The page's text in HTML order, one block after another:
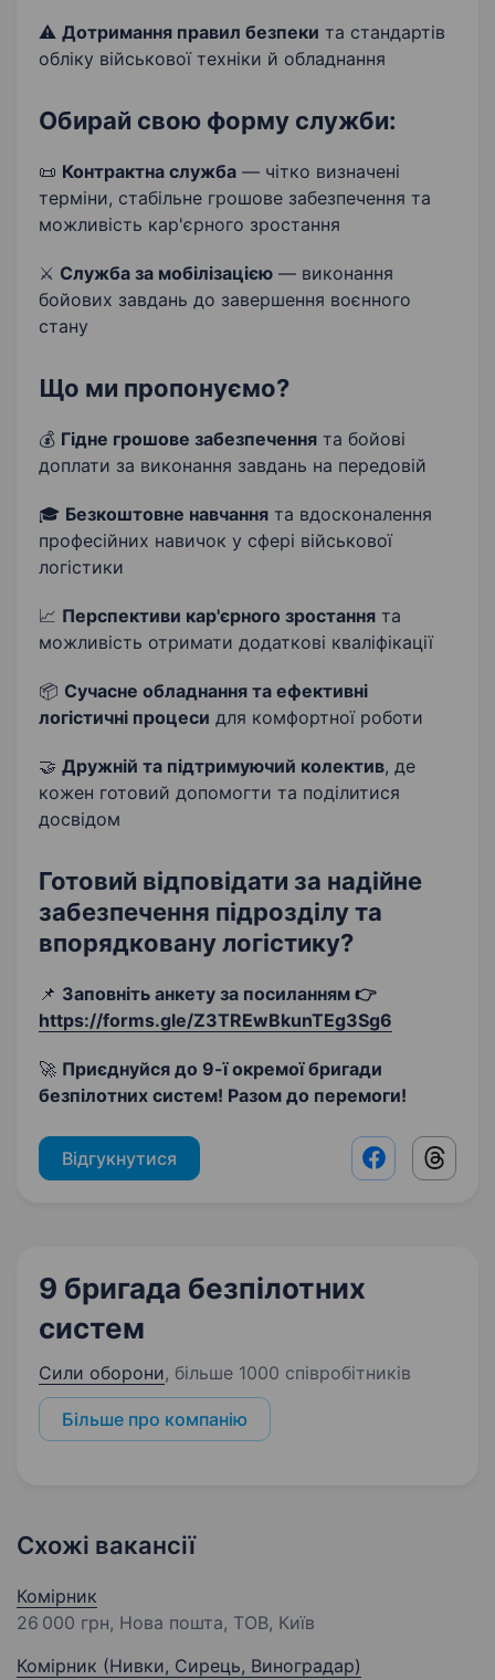
⚠ Дотримання правил безпеки та стандартів
обліку військової техніки й обладнання
Обирай свою форму служби:
📜 Контрактна служба — чітко визначені
терміни, стабільне грошове забезпечення та
можливість кар'єрного зростання
⚔ Служба за мобілізацією — виконання
бойових завдань до завершення воєнного
стану
Що ми пропонуємо?
💰 Гідне грошове забезпечення та бойові
доплати за виконання завдань на передовій
🎓 Безкоштовне навчання та вдосконалення
професійних навичок у сфері військової
логістики
📈 Перспективи кар'єрного зростання та
можливість отримати додаткові кваліфікації
📦 Сучасне обладнання та ефективні
логістичні процеси для комфортної роботи
🤝 Дружній та підтримуючий колектив, де
кожен готовий допомогти та поділитися
досвідом
Готовий відповідати за надійне
забезпечення підрозділу та
впорядковану логістику?
📌 Заповніть анкету за посиланням 👉
https://forms.gle/Z3TREwBkunTEg3Sg6
🚀 Приєднуйся до 9-ї окремої бригади
безпілотних систем! Разом до перемоги!
Відгукнутися Facebook
9 бригада безпілотних
систем
Сили оборони, більше 1000 співробітників
Більше про компанію
Схожі вакансії
Комірник
26 000 грн, Нова пошта, ТОВ, Київ
Комірник (Нивки, Сирець, Виноградар)